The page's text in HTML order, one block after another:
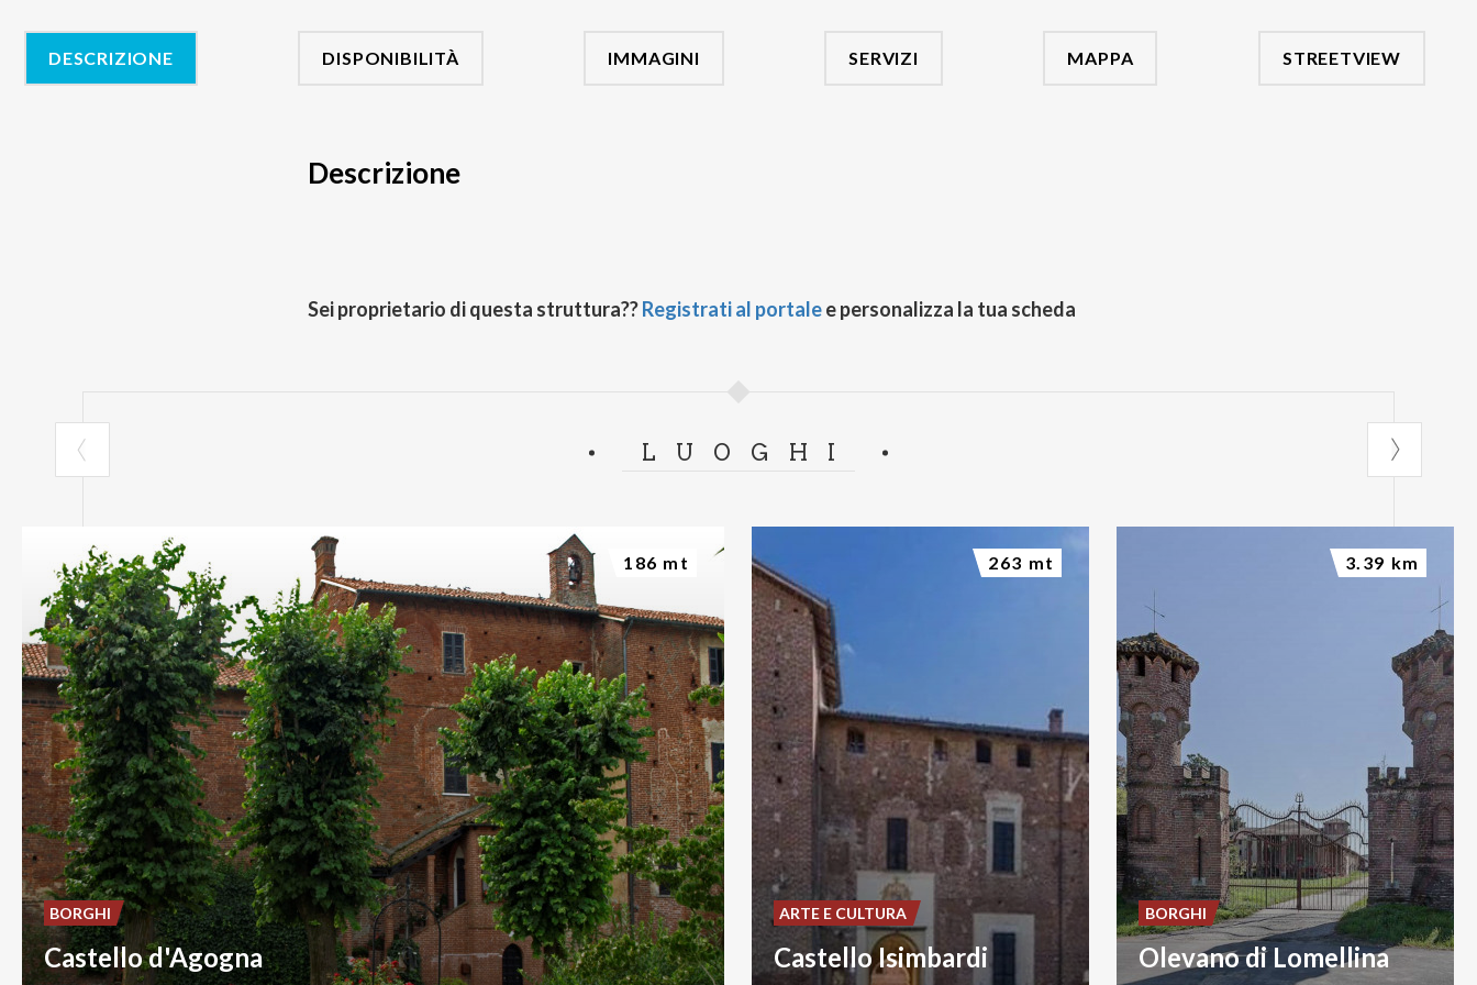
DESCRIZIONE DISPONIBILITÀ IMMAGINI SERVIZI MAPPA STREETVIEW
Descrizione
Sei proprietario di questa struttura??Registrati al portalee personalizza la tua scheda
LUOGHI
Castello d'Agogna
BORGHI
186 mt
Castello Isimbardi
ARTE E CULTURA
263 mt
Olevano di Lomellina
BORGHI
3.39 km